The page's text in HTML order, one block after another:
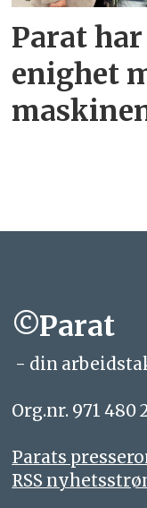
Parat
enighet
©Parat
- din
Org.nr. 971 480
Parats
RSS